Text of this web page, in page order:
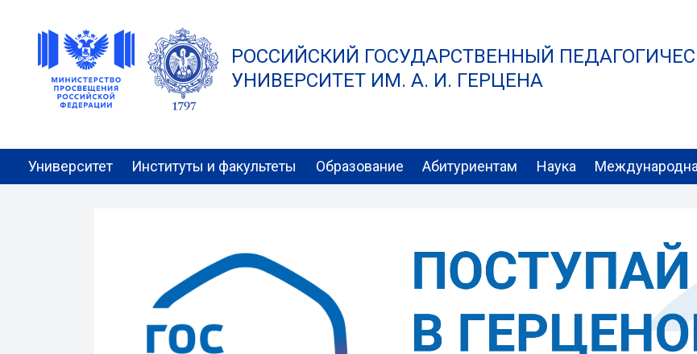
РОССИЙСКИЙ ГОСУДАРСТВЕННЫЙ
УНИВЕРСИТЕТ ИМ. А. И. ГЕРЦЕНА
Университет Институты и факультеты Образование Абитуриентам Наука